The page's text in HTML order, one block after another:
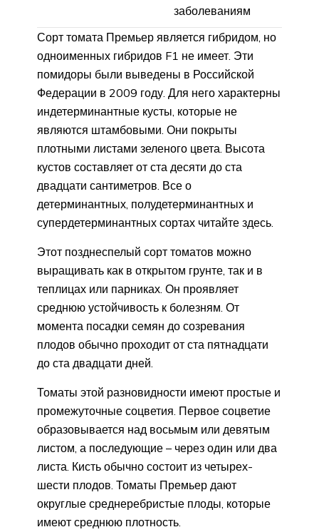
заболеваниям
Сорт томата Премьер является гибридом, но
одноименных гибридов F1 не имеет. Эти
помидоры были выведены в Российской
Федерации в 2009 году. Для него характерны
индетерминантные кусты, которые не
являются штамбовыми. Они покрыты
плотными листами зеленого цвета. Высота
кустов составляет от ста десяти до ста
двадцати сантиметров. Все о
детерминантных, полудетерминантных и
супердетерминантных сортах читайте здесь.
Этот позднеспелый сорт томатов можно
выращивать как в открытом грунте, так и в
теплицах или парниках. Он проявляет
среднюю устойчивость к болезням. От
момента посадки семян до созревания
плодов обычно проходит от ста пятнадцати
до ста двадцати дней.
Томаты этой разновидности имеют простые и
промежуточные соцветия. Первое соцветие
образовывается над восьмым или девятым
листом, а последующие – через один или два
листа. Кисть обычно состоит из четырех-
шести плодов. Томаты Премьер дают
округлые среднеребристые плоды, которые
имеют среднюю плотность.